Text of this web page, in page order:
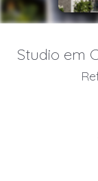
Studio em